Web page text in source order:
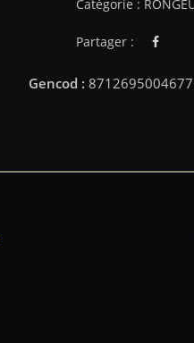
Catégorie :
Partager :